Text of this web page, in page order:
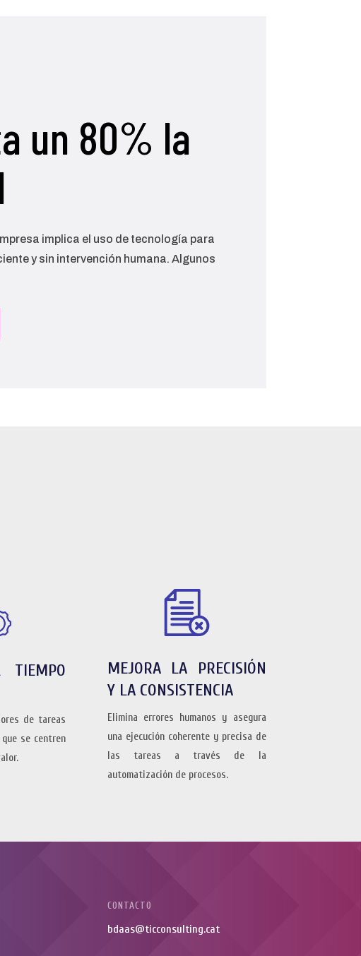
un 80% la
implica el uso de tecnología para
y sin intervención humana. Algunos
TIEMPO
de tareas
se centren
MEJORA LA PRECISIÓN
Y LA CONSISTENCIA
Elimina errores humanos y asegura
una ejecución coherente y precisa de
las tareas a través de la
automatización de procesos.
CONTACTO
bdaas@ticconsulting.cat